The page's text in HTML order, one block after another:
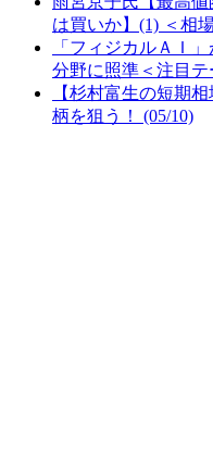
は買いか】(1) ＜相
「フィジカルＡＩ
分野に照準＜注目テ
【杉村富生の短期
柄を狙う！ (05/10)